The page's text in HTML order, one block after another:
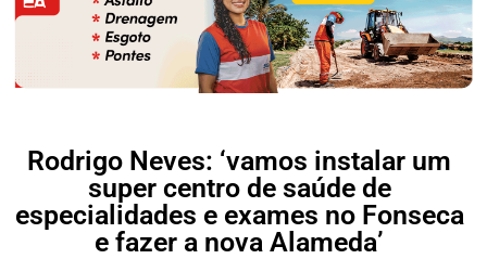
Rodrigo Neves: ‘vamos instalar um
super centro de saúde de
especialidades e exames no Fonseca
e fazer a nova Alameda’